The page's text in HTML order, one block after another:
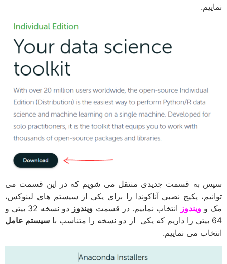
نماییم.
سپس به قسمت جدیدی منتقل می شویم که در این قسمت می
توانیم، پکیج نصبی آناکوندا را برای یکی از سیستم های لینوکس،
مک وویندوز انتخاب نماییم. در قسمت ویندوز
دو نسخه 32 بیتی و
64 بیتی را داریم که یکی از دو نسخه را متناسب با
سیستم عامل
انتخاب می نماییم.